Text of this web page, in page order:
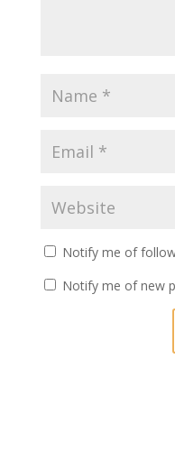
Notify me of
Notify me of new